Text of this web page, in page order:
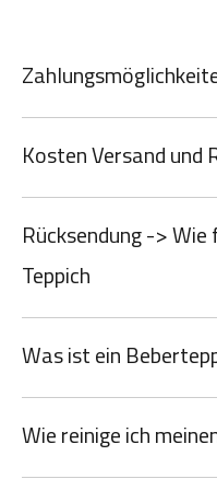
Kosten Versand und
Rücksendung ->
Teppich
Was ist ein
Wie reinige ich